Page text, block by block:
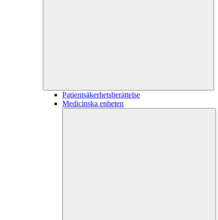
Patientsäkerhetsberättelse
Medicinska enheten